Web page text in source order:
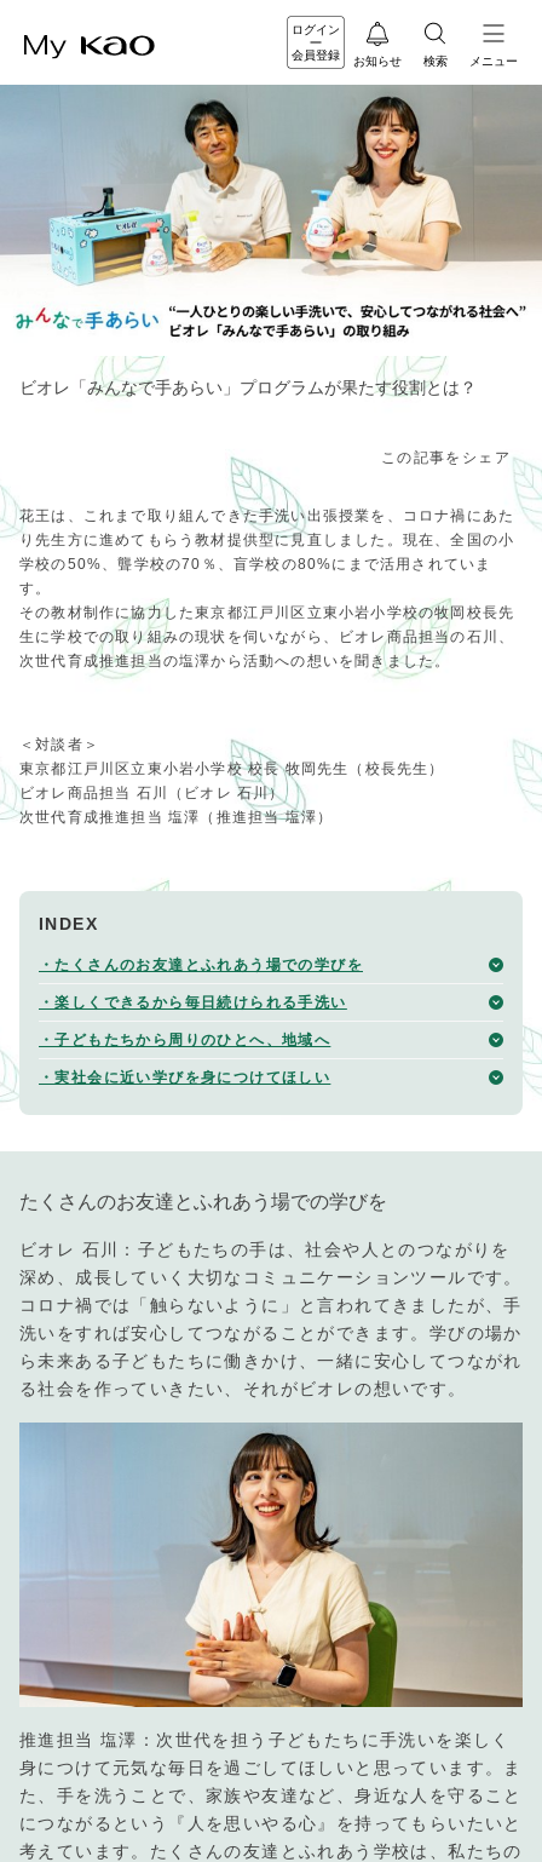
ログイン
会員登録
お知らせ 検索 メニュー
ビオレ「みんなで手あらい」プログラムが果たす役割とは？
この記事をシェア
花王は、これまで取り組んできた手洗い出張授業を、コロナ禍にあた
り先生方に進めてもらう教材提供型に見直しました。現在、全国の小
学校の50%、聾学校の70％、盲学校の80%にまで活用されていま
す。
その教材制作に協力した東京都江戸川区立東小岩小学校の牧岡校長先
生に学校での取り組みの現状を伺いながら、ビオレ商品担当の石川、
次世代育成推進担当の塩澤から活動への想いを聞きました。
＜対談者＞
東京都江戸川区立東小岩小学校 校長 牧岡先生（校長先生）
ビオレ商品担当 石川（ビオレ 石川）
次世代育成推進担当 塩澤（推進担当 塩澤）
INDEX
・たくさんのお友達とふれあう場での学びを
・楽しくできるから毎日続けられる手洗い
・子どもたちから周りのひとへ、地域へ
・実社会に近い学びを身につけてほしい
たくさんのお友達とふれあう場での学びを
ビオレ 石川：子どもたちの手は、社会や人とのつながりを
深め、成長していく大切なコミュニケーションツールです。
コロナ禍では「触らないように」と言われてきましたが、手
洗いをすれば安心してつながることができます。学びの場か
ら未来ある子どもたちに働きかけ、一緒に安心してつながれ
る社会を作っていきたい、それがビオレの想いです。
推進担当 塩澤：次世代を担う子どもたちに手洗いを楽しく
身につけて元気な毎日を過ごしてほしいと思っています。ま
た、手を洗うことで、家族や友達など、身近な人を守ること
につながるという『人を思いやる心』を持ってもらいたいと
考えています。たくさんの友達とふれあう学校は、私たちの